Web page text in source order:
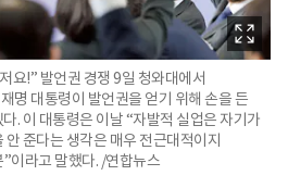
요!” 발언권 경쟁 9일 청와대에서
명 대통령이 발언권을 얻기 위해 손을 든
. 이 대통령은 이날 “자발적 실업은 자기가
준다는 생각은 매우 전근대적이지
이라고 말했다. /연합뉴스